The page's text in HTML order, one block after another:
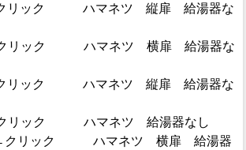
リック ハマネツ 縦扉 給湯器な
リック ハマネツ 横扉 給湯器な
リック ハマネツ 縦扉 給湯器な
リック ハマネツ 給湯器なし
クリック ハマネツ 横扉 給湯器